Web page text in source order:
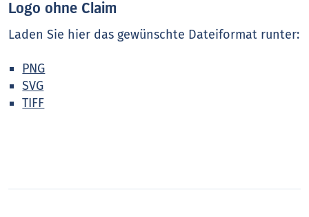
Logo ohne Claim
Laden Sie hier das gewünschte Dateiformat runter:
PNG
SVG
TIFF